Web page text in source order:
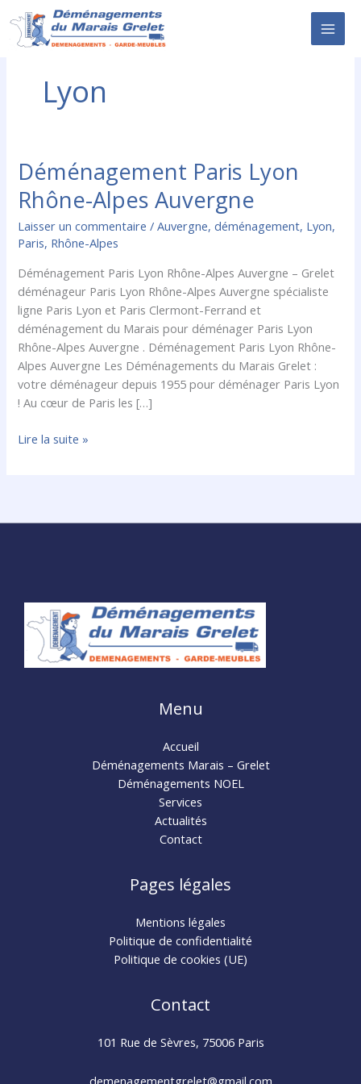
au
contenu
Lyon
Déménagement Paris Lyon
Rhône-Alpes Auvergne
Laisser un commentaire /Auvergne,déménagement, Lyon,
Paris, Rhône-Alpes
Déménagement Paris Lyon Rhône-Alpes Auvergne – Grelet
déménageur Paris Lyon Rhône-Alpes Auvergne spécialiste
ligne Paris Lyon et Paris Clermont-Ferrand et
déménagement du Marais pour déménager Paris Lyon
Rhône-Alpes Auvergne . Déménagement Paris Lyon Rhône-
Alpes Auvergne Les Déménagements du Marais Grelet :
votre déménageur depuis 1955 pour déménager Paris Lyon
! Au cœur de Paris les […]
Déménagement
Paris
Lyon
Rhône-
Alpes
Lire la suite »
Menu
Accueil
Déménagements Marais – Grelet
Déménagements NOEL
Services
Actualités
Contact
Pages légales
Mentions légales
Politique de confidentialité
Politique de cookies (UE)
Contact
101 Rue de Sèvres, 75006 Paris